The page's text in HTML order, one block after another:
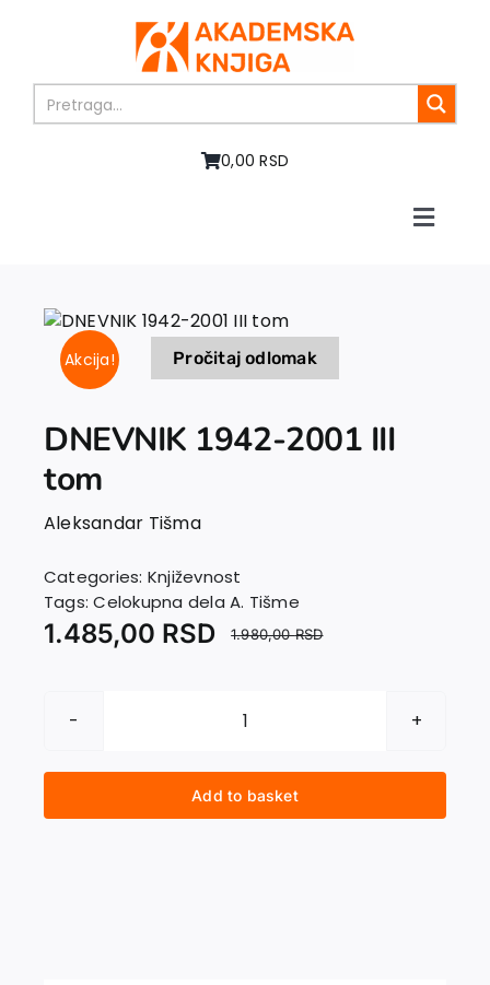
0,00 RSD
Toggle
Books
In preparation
Authors
EU PROJECTS
Contact
Akcija! Pročitaj odlomak
DNEVNIK 1942-2001 III
tom
Aleksandar Tišma
Categories: Književnost
Tags:Celokupna dela A. Tišme
1.980,00RSD
1.485,00 RSD
DNEVNIK
2001
Add to basket